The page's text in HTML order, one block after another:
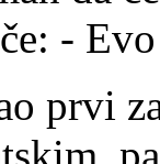
-
prvi